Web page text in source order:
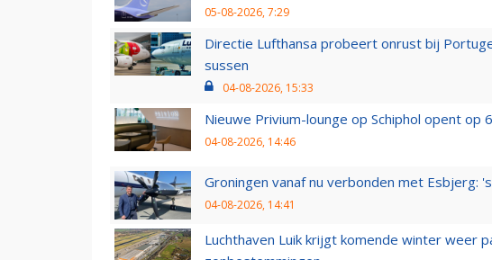
05-08-2026, 7:29
Directie Lufthansa probeert onrust bij
sussen
04-08-2026, 15:33
Nieuwe Privium-lounge op Schiphol opent op
04-08-2026, 14:46
Groningen vanaf nu verbonden met Esbjerg:
04-08-2026, 14:41
Luchthaven Luik krijgt komende winter weer